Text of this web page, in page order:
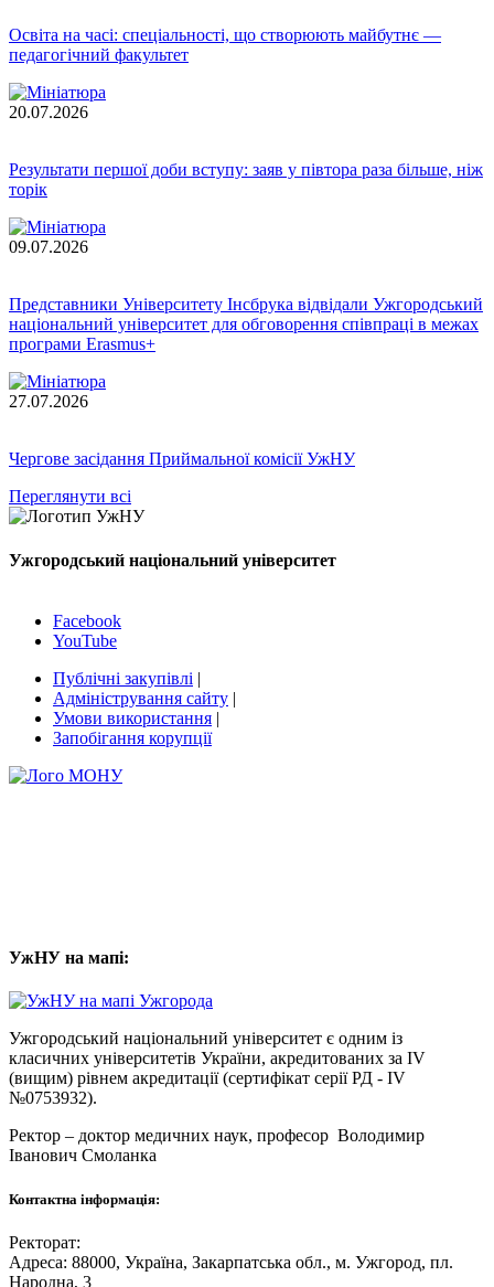
Освіта на часі: спеціальності, що створюють майбутнє —
педагогічний факультет
20.07.2026
Результати першої доби вступу: заяв у півтора раза більше, ніж
торік
09.07.2026
Представники Університету Інсбрука відвідали Ужгородський
національний університет для обговорення співпраці в межах
програми Erasmus+
27.07.2026
Чергове засідання Приймальної комісії УжНУ
Переглянути всі
Ужгородський національний університет
Facebook
YouTube
Публічні закупівлі |
Адміністрування сайту |
Умови використання |
Запобігання корупції
УжНУ на мапі:
Ужгородський національний університет є одним із
класичних університетів України, акредитованих за IV
(вищим) рівнем акредитації (сертифікат серії РД - IV
№0753932).
Ректор – доктор медичних наук, професор Володимир
Іванович Смоланка
Контактна інформація:
Ректорат:
Адреса: 88000, Україна, Закарпатська обл., м. Ужгород, пл.
Народна, 3